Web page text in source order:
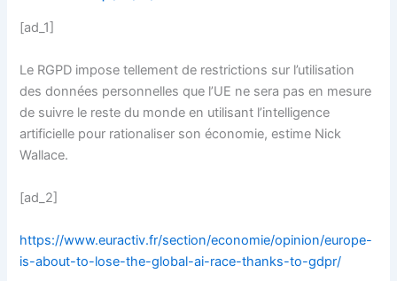
[ad_1]
Le RGPD impose tellement de restrictions sur l’utilisation
des données personnelles que l’UE ne sera pas en mesure
de suivre le reste du monde en utilisant l’intelligence
artificielle pour rationaliser son économie, estime Nick
Wallace.
[ad_2]
https://www.euractiv.fr/section/economie/opinion/europe-
is-about-to-lose-the-global-ai-race-thanks-to-gdpr/